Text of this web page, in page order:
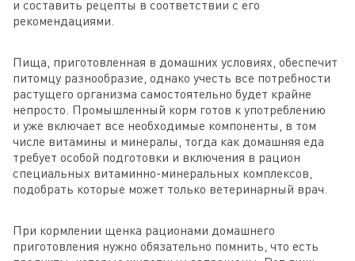
и составить рецепты в соответствии с его
рекомендациями.
Пища, приготовленная в домашних условиях, обеспечит
питомцу разнообразие, однако учесть все потребности
растущего организма самостоятельно будет крайне
непросто. Промышленный корм готов к употреблению
и уже включает все необходимые компоненты, в том
числе витамины и минералы, тогда как домашняя еда
требует особой подготовки и включения в рацион
специальных витаминно-минеральных комплексов,
подобрать которые может только ветеринарный врач.
При кормлении щенка рационами домашнего
приготовления нужно обязательно помнить, что есть